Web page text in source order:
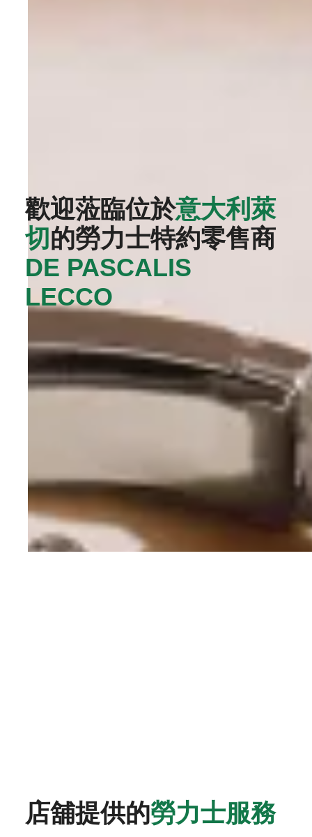
歡迎蒞臨位於意大利萊
切的勞力士特約零售商‭
DE PASCALIS
LECCO‬
店舖提供的勞力士服務